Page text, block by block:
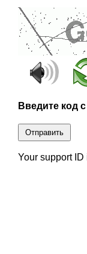
Введите код
Отправить
Your support